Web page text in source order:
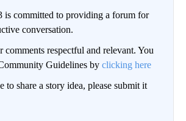
is committed to providing a forum for
conversation.
comments respectful and relevant. You
Guidelines by clicking here
share a story idea, please submit it